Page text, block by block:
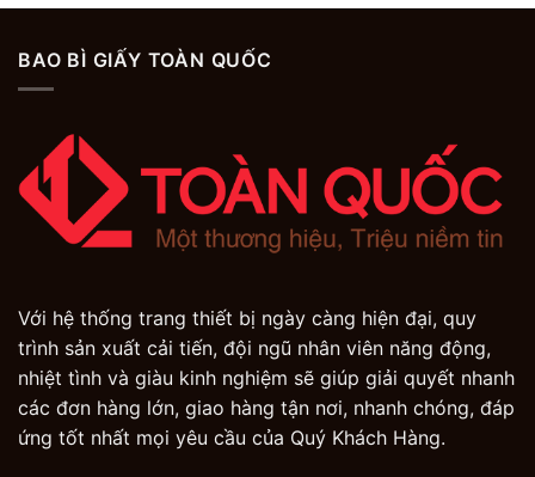
BAO BÌ GIẤY TOÀN QUỐC
Với hệ thống trang thiết bị ngày càng hiện đại, quy
trình sản xuất cải tiến, đội ngũ nhân viên năng động,
nhiệt tình và giàu kinh nghiệm sẽ giúp giải quyết nhanh
các đơn hàng lớn, giao hàng tận nơi, nhanh chóng, đáp
ứng tốt nhất mọi yêu cầu của Quý Khách Hàng.